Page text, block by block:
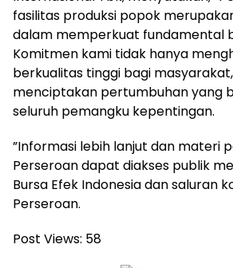
fasilitas produksi popok
dalam memperkuat fundamental
Komitmen kami tidak hanya
berkualitas tinggi bagi
menciptakan pertumbuhan yang
seluruh pemangku kepentingan.
”Informasi lebih lanjut dan materi
Perseroan dapat diakses publik
Bursa Efek Indonesia dan saluran
Perseroan.
Post Views: 58